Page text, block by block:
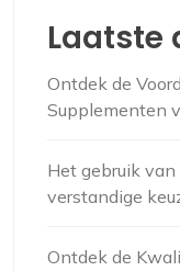
Laatste
Ontdek de
Supplementen
Het gebruik
verstandige
Ontdek de